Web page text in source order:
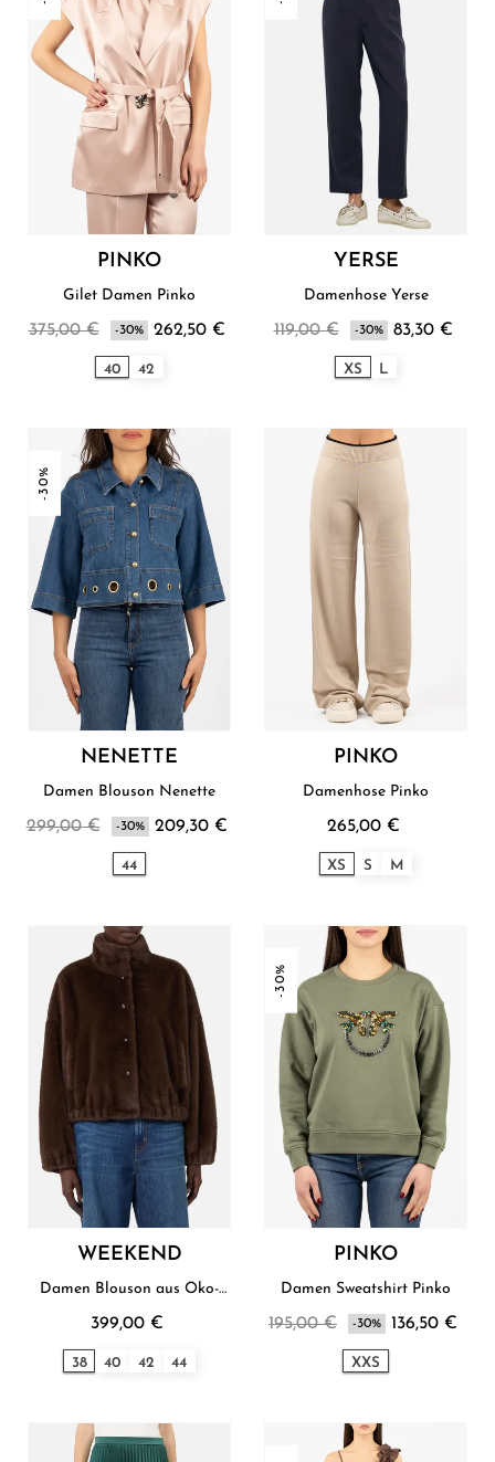
PINKO
Gilet Damen Pinko
375,00 € -30% 262,50 €
40 42
YERSE
Damenhose Yerse
119,00 € -30% 83,30 €
XS L
-30%
NENETTE
Damen Blouson Nenette
299,00 € -30% 209,30 €
44
PINKO
Damenhose Pinko
265,00 €
XS S M
WEEKEND
Damen Blouson aus Öko-
399,00 €
38 40 42 44
-30%
PINKO
Damen Sweatshirt Pinko
195,00 € -30% 136,50 €
XXS